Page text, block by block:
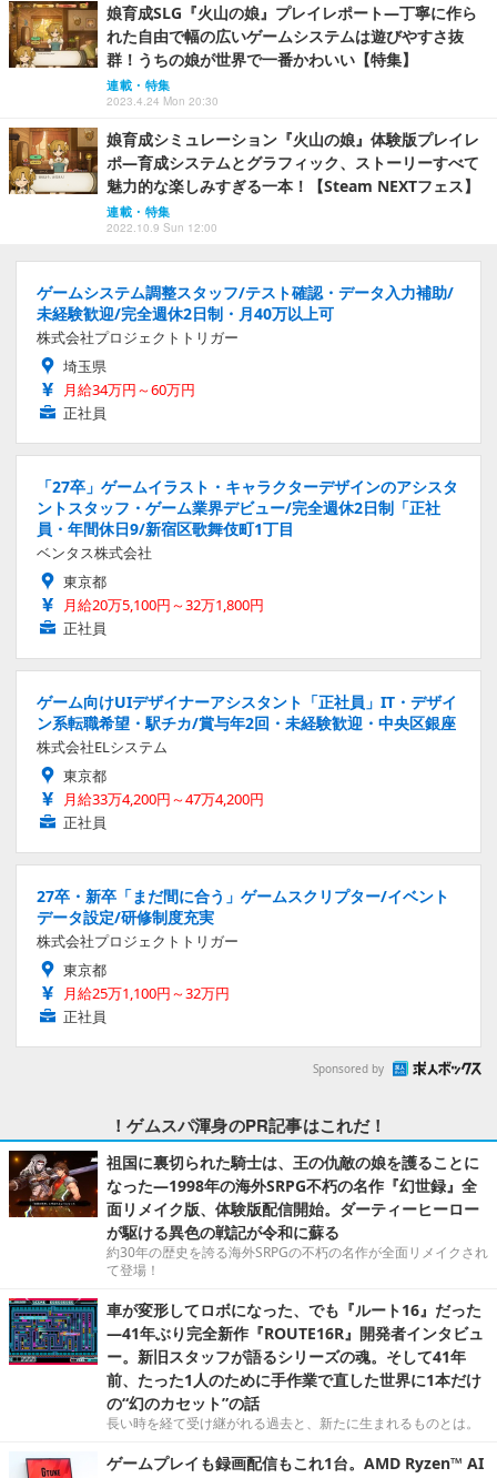
娘育成SLG『火山の娘』プレイレポート―丁寧に作ら
れた自由で幅の広いゲームシステムは遊びやすさ抜
群！うちの娘が世界で一番かわいい【特集】
連載・特集
2023.4.24 Mon 20:30
娘育成シミュレーション『火山の娘』体験版プレイレ
ポ―育成システムとグラフィック、ストーリーすべて
魅力的な楽しみすぎる一本！【Steam NEXTフェス】
連載・特集
2022.10.9 Sun 12:00
ゲームシステム調整スタッフ/テスト確認・データ入力補助/
未経験歓迎/完全週休2日制・月40万以上可
株式会社プロジェクトトリガー
埼玉県
月給34万円～60万円
正社員
「27卒」ゲームイラスト・キャラクターデザインのアシスタ
ントスタッフ・ゲーム業界デビュー/完全週休2日制「正社
員・年間休日9/新宿区歌舞伎町1丁目
ベンタス株式会社
東京都
月給20万5,100円～32万1,800円
正社員
ゲーム向けUIデザイナーアシスタント「正社員」IT・デザイ
ン系転職希望・駅チカ/賞与年2回・未経験歓迎・中央区銀座
株式会社ELシステム
東京都
月給33万4,200円～47万4,200円
正社員
27卒・新卒「まだ間に合う」ゲームスクリプター/イベント
データ設定/研修制度充実
株式会社プロジェクトトリガー
東京都
月給25万1,100円～32万円
正社員
Sponsored by
！ゲムスパ渾身のPR記事はこれだ！
祖国に裏切られた騎士は、王の仇敵の娘を護ることに
なった―1998年の海外SRPG不朽の名作『幻世録』全
面リメイク版、体験版配信開始。ダーティーヒーロー
が駆ける異色の戦記が令和に蘇る
約30年の歴史を誇る海外SRPGの不朽の名作が全面リメイクされ
て登場！
車が変形してロボになった、でも『ルート16』だった
―41年ぶり完全新作『ROUTE16R』開発者インタビュ
ー。新旧スタッフが語るシリーズの魂。そして41年
前、たった1人のために手作業で直した世界に1本だけ
の“幻のカセット”の話
長い時を経て受け継がれる過去と、新たに生まれるものとは。
ゲームプレイも録画配信もこれ1台。AMD Ryzen™ AI